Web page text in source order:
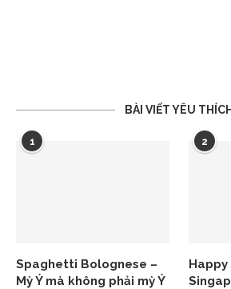
BÀI VIẾT YÊU THÍCH
1
Spaghetti Bolognese –
Mỳ Ý mà không phải mỳ Ý
2